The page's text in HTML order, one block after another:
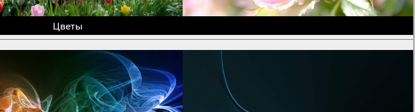
Цветы